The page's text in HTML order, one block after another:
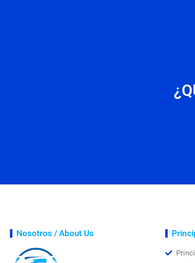
Nosotros / About Us